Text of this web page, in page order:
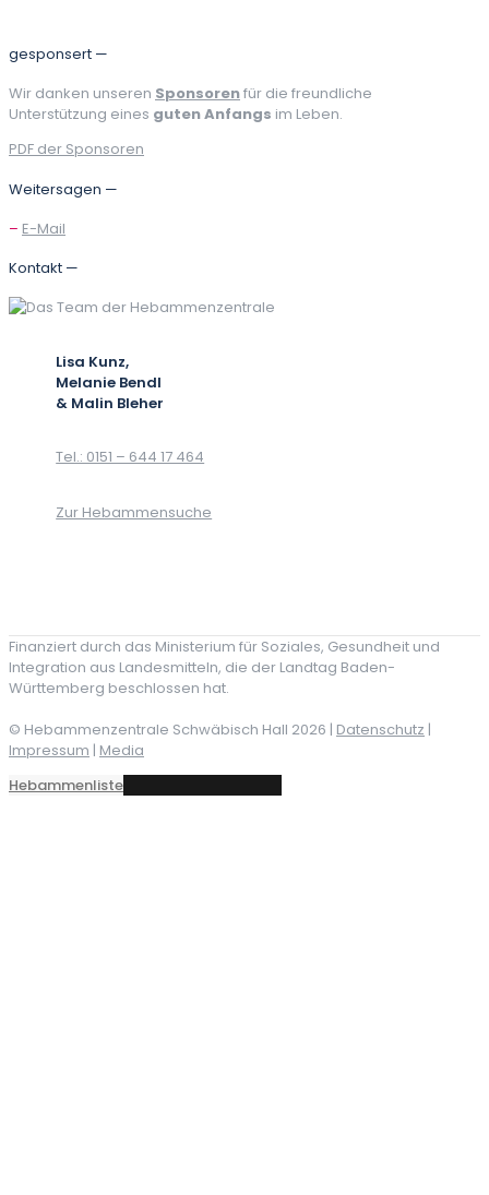
gesponsert —
Wir danken unseren Sponsorenfür die freundliche
Unterstützung eines guten Anfangs im Leben.
PDF der Sponsoren
Weitersagen —
– E-Mail
Kontakt —
Lisa Kunz,
Melanie Bendl
& Malin Bleher
Tel.: 0151 – 644 17 464
Zur Hebammensuche
Finanziert durch das Ministerium für Soziales, Gesundheit und
Integration aus Landesmitteln, die der Landtag Baden-
Württemberg beschlossen hat.
© Hebammenzentrale Schwäbisch Hall 2026 | Datenschutz |
Impressum | Media
Hebammenliste